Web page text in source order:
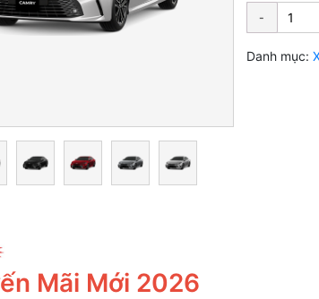
Danh mục:
Mãi Mới 2026